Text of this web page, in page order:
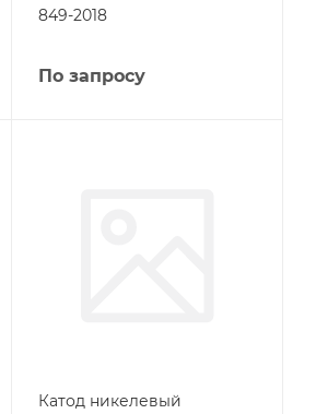
849-2018
По запросу
Катод никелевый